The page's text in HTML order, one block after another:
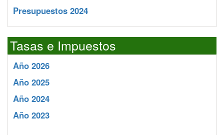
Presupuestos 2024
Tasas e Impuestos
Año 2026
Año 2025
Año 2024
Año 2023